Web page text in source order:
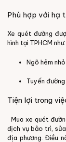
Phù hợp với hạ
Xe quét đường
hình tại TPHCM như:
Ngõ hẻm
Tuyến
Tiện lợi trong
Mua xe quét
dịch vụ bảo trì,
địa phương. Điều